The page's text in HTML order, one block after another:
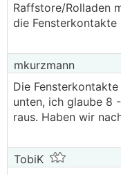
Raffstore/Rolladen
die Fensterkontakte
mkurzmann
Die
unten, ich glaube 8
raus. Haben wir
TobiK